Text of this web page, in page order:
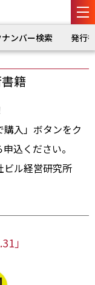
ンバー検索 発行
籍
入」ボタンをク
込ください。
ビル経営研究所
」